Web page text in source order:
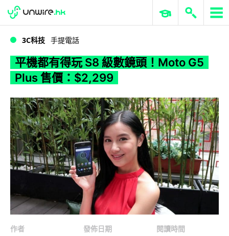
WWDC 2026 ERP 與商業 AI
3C科技 手提電話
平機都有得玩 S8 級數鏡頭！Moto G5
Plus 售價：$2,299
作者
發佈日期
閱讀時間